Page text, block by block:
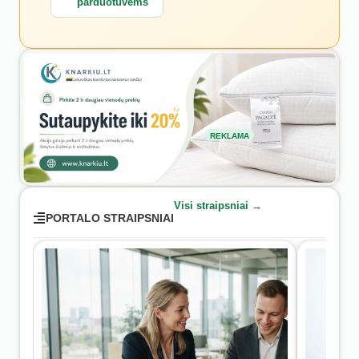
REKLAMA
PORTALO STRAIPSNIAI
Visi straipsniai →